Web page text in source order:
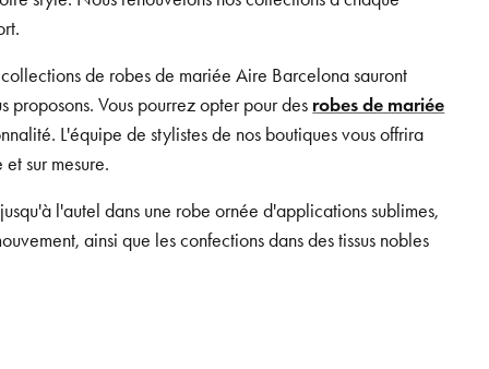
de robes de mariée Aire Barcelona sauront
Vous pourrez opter pour des robes de mariée
L'équipe de stylistes de nos boutiques vous offrira
sur mesure.
l'autel dans une robe ornée d'applications sublimes,
ainsi que les confections dans des tissus nobles